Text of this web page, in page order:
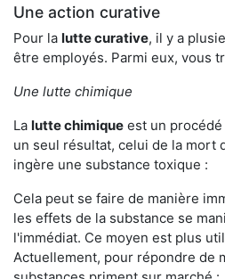
Une action curative
Pour la lutte curative, il y a
être employés. Parmi eux, vous
Une lutte chimique
La lutte chimique est un
un seul résultat, celui de la mort
ingère une substance toxique :
Cela peut se faire de manière
les effets de la substance se
l'immédiat. Ce moyen est plus
Actuellement, pour répondre de